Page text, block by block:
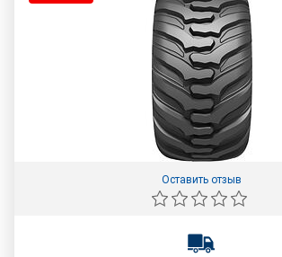
Оставить отзыв